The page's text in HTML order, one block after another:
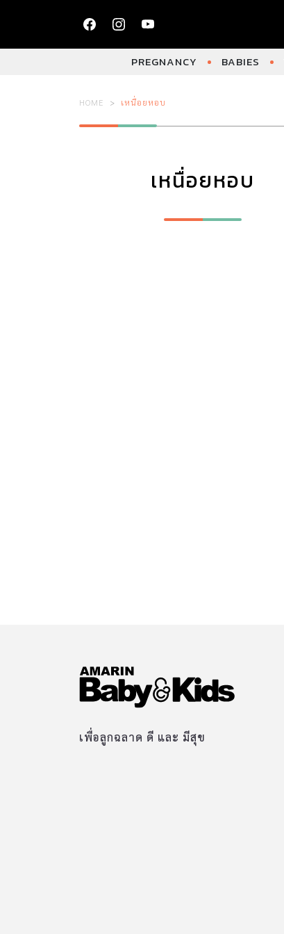
PREGNANCY BABIES
HOME เหนื่อยหอบ
เหนื่อยหอบ
เพื่อลูกฉลาด ดี และ มีสุข